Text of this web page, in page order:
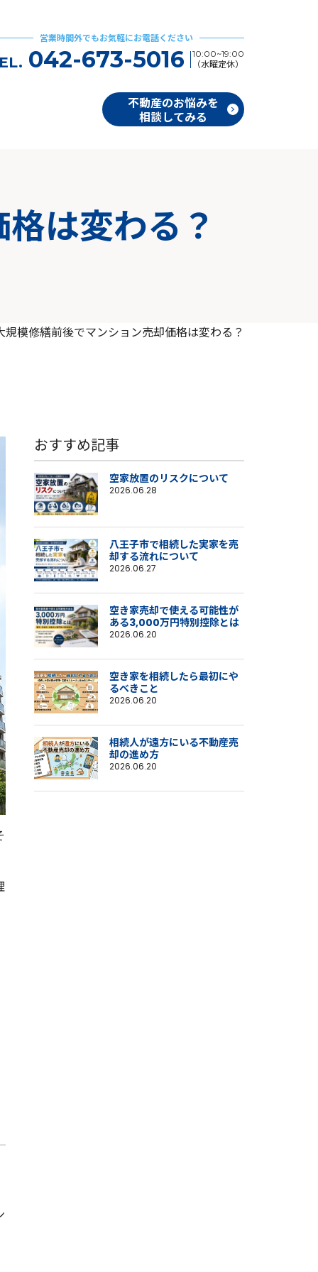
営業時間外でもお気軽にお電話ください
042-673-5016
10:00~19:00
（水曜定休）
不動産のお悩みを
相談してみる
は変わる？
規模修繕前後でマンション売却価格は変わる？
おすすめ記事
空家放置のリスクについて
2026.06.28
八王子市で相続した実家を売
却する流れについて
2026.06.27
空き家売却で使える可能性が
ある3,000万円特別控除とは
2026.06.20
空き家を相続したら最初にや
るべきこと
2026.06.20
相続人が遠方にいる不動産売
却の進め方
2026.06.20